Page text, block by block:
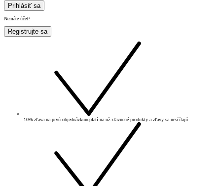
Prihlásiť sa
Nemáte účet?
Registrujte sa
10% zľava na prvú objednávkuneplatí na už zľavnené produkty a zľavy sa nesčítajú